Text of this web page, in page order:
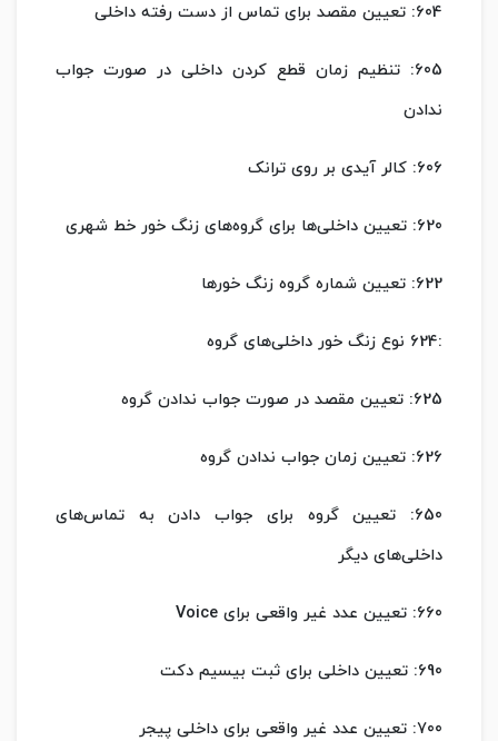
604: تعیین مقصد برای تماس از دست رفته داخلی
605: تنظیم زمان قطع کردن داخلی در صورت جواب
ندادن
606: کالر آیدی بر روی ترانک
620: تعیین داخلی‌ها برای گروه‌های زنگ خور خط شهری
622: تعیین شماره گروه زنگ خورها
:624 نوع زنگ خور داخلی‌های گروه
625: تعیین مقصد در صورت جواب ندادن گروه
626: تعیین زمان جواب ندادن گروه
650: تعیین گروه برای جواب دادن به تماس‌های
داخلی‌های دیگر
660: تعیین عدد غیر واقعی برای Voice
690: تعیین داخلی برای ثبت بیسیم دکت
700: تعیین عدد غیر واقعی برای داخلی پیجر